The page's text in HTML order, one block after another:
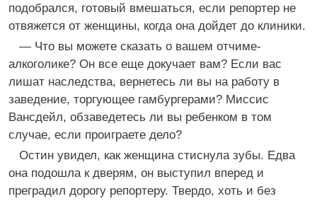
подобрался, готовый вмешаться, если репортер не
отвяжется от женщины, когда она дойдет до клиники.
— Что вы можете сказать о вашем отчиме-
алкоголике? Он все еще докучает вам? Если вас
лишат наследства, вернетесь ли вы на работу в
заведение, торгующее гамбургерами? Миссис
Вансдейл, обзаведетесь ли вы ребенком в том
случае, если проиграете дело?
Остин увидел, как женщина стиснула зубы. Едва
она подошла к дверям, он выступил вперед и
преградил дорогу репортеру. Твердо, хоть и без